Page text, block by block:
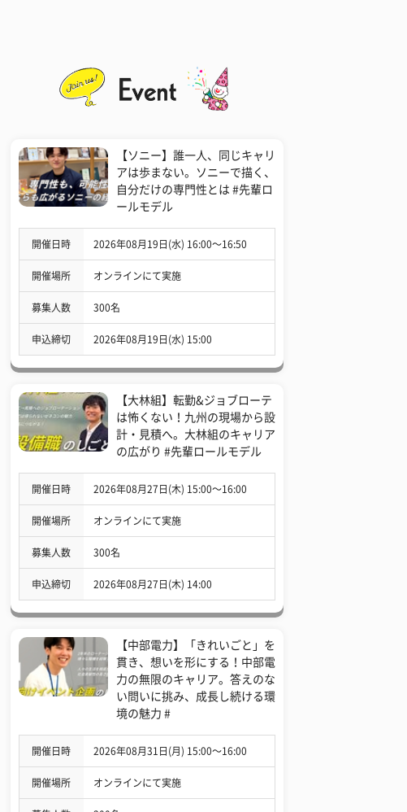
【ソニー】誰一人、同じキャリ
アは歩まない。ソニーで描く、
自分だけの専門性とは #先輩ロ
ールモデル
開催日時 2026年08月19日(水) 16:00〜16:50
開催場所 オンラインにて実施
募集人数 300名
申込締切 2026年08月19日(水) 15:00
【大林組】転勤&ジョブローテ
は怖くない！九州の現場から設
計・見積へ。大林組のキャリア
の広がり #先輩ロールモデル
開催日時 2026年08月27日(木) 15:00〜16:00
開催場所 オンラインにて実施
募集人数 300名
申込締切 2026年08月27日(木) 14:00
【中部電力】「きれいごと」を
貫き、想いを形にする！中部電
力の無限のキャリア。答えのな
い問いに挑み、成長し続ける環
境の魅力 #
開催日時 2026年08月31日(月) 15:00〜16:00
開催場所 オンラインにて実施